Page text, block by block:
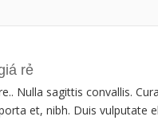
rẻ
Nulla sagittis convallis.
et, nibh. Duis vulputate